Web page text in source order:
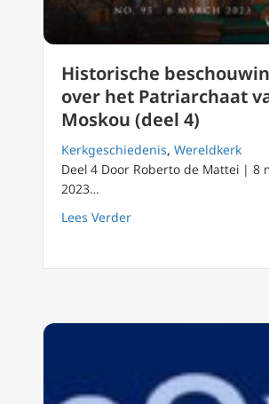
Historische
over het Patriarchaat
Moskou (deel 4)
Kerkgeschiedenis, Wereldkerk
Deel 4 Door Roberto de Mattei | 8
2023…
Lees Verderabout Historische